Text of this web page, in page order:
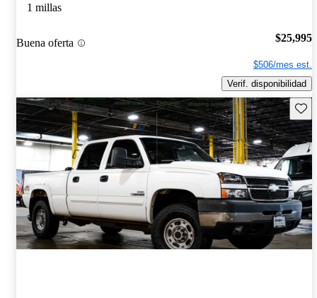
1 millas
Buena oferta $25,995
$506/mes est.
Verif. disponibilidad